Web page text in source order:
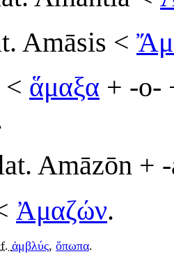
Amāsis <
< ἅμαξα + -ο-
Amāzōn +
Ἀμαζών.
ἀμβλύς, ὄπωπα.